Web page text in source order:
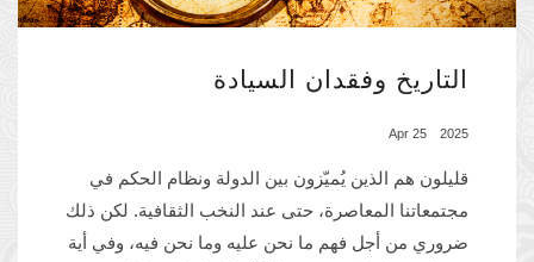
التاريخ وفقدان السيادة
2025 25 Apr
قليلون هم الذين يُميّزون بين الدولة ونظام الحكم في
مجتمعاتنا المعاصرة، حتى عند النخب الثقافية. لكن ذلك
ضروري من أجل فهم ما نحن عليه وما نحن فيه، وفي أية